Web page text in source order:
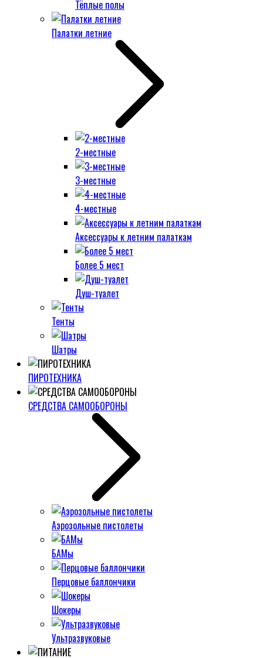
Тёплые полы
Палатки летние
2-местные
3-местные
4-местные
Аксессуары к летним палаткам
Более 5 мест
Душ-туалет
Тенты
Шатры
ПИРОТЕХНИКА
СРЕДСТВА САМООБОРОНЫ
Аэрозольные пистолеты
БАМы
Перцовые баллончики
Шокеры
Ультразвуковые